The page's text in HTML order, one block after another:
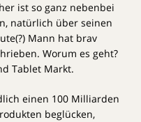
ist so ganz nebenbei
natürlich über seinen
Mann hat brav
Worum es geht?
Tablet Markt.
einen 100 Milliarden
beglücken,